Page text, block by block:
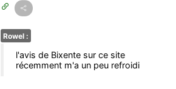
Rowel :
l'avis de Bixente sur ce site
récemment m'a un peu refroidi